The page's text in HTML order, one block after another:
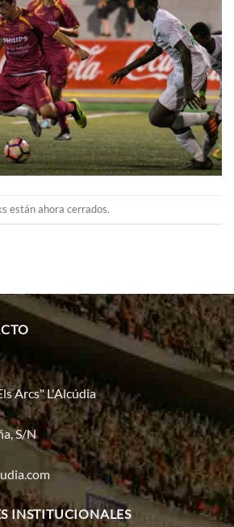
están ahora cerrados.
Arcs" L'Alcúdia
S/N
INSTITUCIONALES